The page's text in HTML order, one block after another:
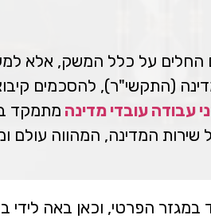
החלים על כלל המשק, אלא
(התקשי"ר), להסכמים
עבודה עובדי מדינה מתמקד
המדינה, המהווה עולם
הפרטי, וכאן באה לידי